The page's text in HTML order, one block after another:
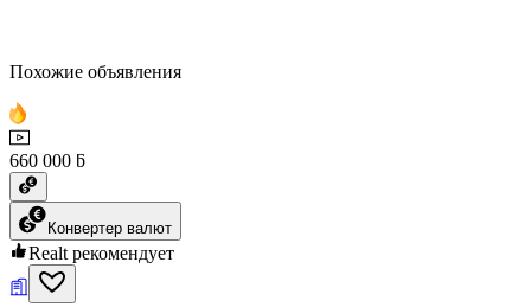
Похожие объявления
660 000 ƃ
Конвертер валют
Realt рекомендует